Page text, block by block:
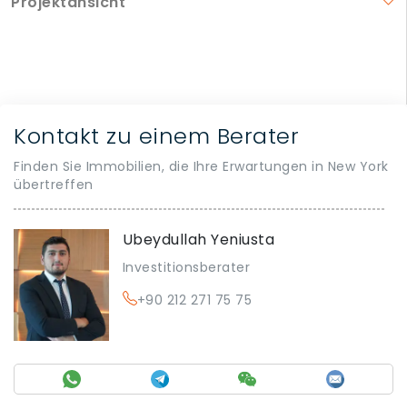
Kontakt zu einem Berater
Finden Sie Immobilien, die Ihre Erwartungen in New York
übertreffen
Ubeydullah Yeniusta
Investitionsberater
+90 212 271 75 75